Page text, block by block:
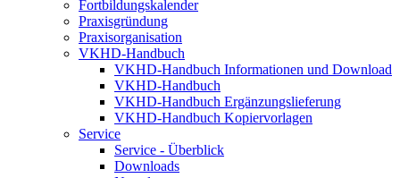
Fortbildungskalender
Praxisgründung
Praxisorganisation
VKHD-Handbuch
VKHD-Handbuch Informationen und Download
VKHD-Handbuch
VKHD-Handbuch Ergänzungslieferung
VKHD-Handbuch Kopiervorlagen
Service
Service - Überblick
Downloads